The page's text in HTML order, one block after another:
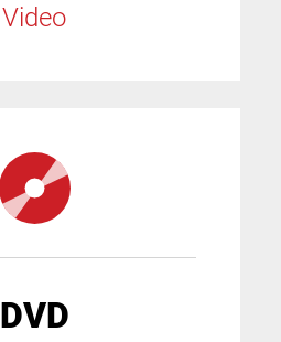
Video
DVD